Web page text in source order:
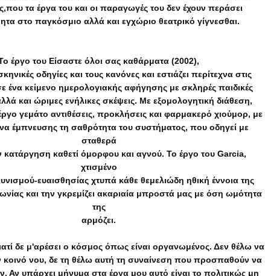
τα έργα του και οι παραγωγές του δεν έχουν περάσει
στο παγκόσμιο αλλά και εγχώριο θεατρικό γίγνεσθαι.
έργο του Είσαστε όλοι σας καθάρματα (2002),
οδηγίες και τους κανόνες και εστιάζει περίτεχνα στις
ένα κείμενο ημερολογιακής αφήγησης με σκληρές παιδικές
και ώριμες ενήλικες σκέψεις. Με εξομολογητική διάθεση,
γεμάτο αντιθέσεις, προκλήσεις και φαρμακερό χιούμορ, με
έμπνευσης τη σαθρότητα του συστήματος, που οδηγεί με
σταθερά
κατάργηση καθετί όμορφου και αγνού. Το έργο του Garcia,
χτισμένο
ευαισθησίας χτυπά κάθε θεμελιώδη ηθική έννοια της
και την γκρεμίζει ακαριαία μπροστά μας με όση ωμότητα
της
αρμόζει.
δε μ'αρέσει ο κόσμος όπως είναι οργανωμένος. Δεν θέλω να
νου, δε τη θέλω αυτή τη συναίνεση που προσπαθούν να
Αν υπάρχει μήνυμα στα έργα μου αυτό είναι το πολιτικώς μη